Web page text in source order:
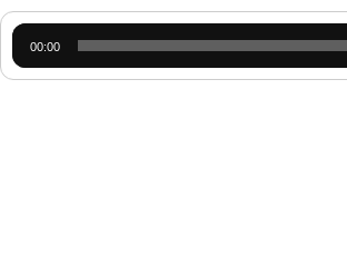
00:00